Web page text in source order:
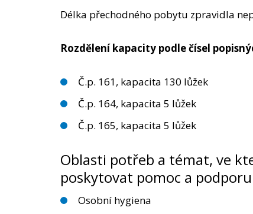
Délka přechodného pobytu zpravidla
Rozdělení kapacity podle čísel
Č.p. 161, kapacita 130 lůžek
Č.p. 164, kapacita 5 lůžek
Č.p. 165, kapacita 5 lůžek
Oblasti potřeb a témat, ve
poskytovat pomoc a podporu
Osobní hygiena